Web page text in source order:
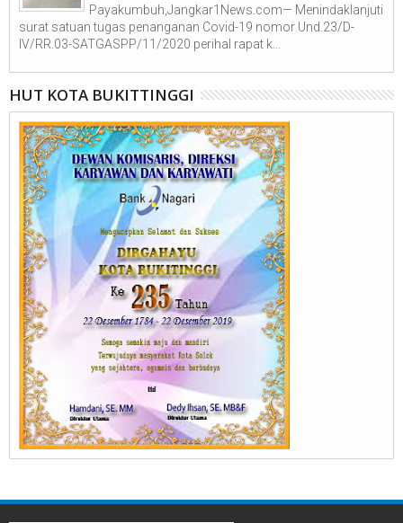
Payakumbuh,Jangkar1News.com— Menindaklanjuti
surat satuan tugas penanganan Covid-19 nomor Und.23/D-
IV/RR.03-SATGASPP/11/2020 perihal rapat k...
HUT KOTA BUKITTINGGI